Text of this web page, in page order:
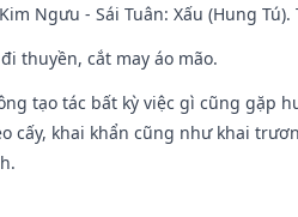
Ngưu - Sái Tuân: Xấu (Hung
thuyền, cắt may áo mão.
tạo tác bất kỳ việc gì cũng gặp
cấy, khai khẩn cũng như khai